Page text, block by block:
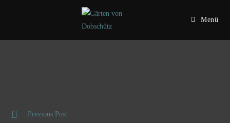
Menü
Previous Post